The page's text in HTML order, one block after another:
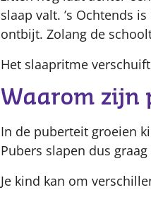
slaap valt. ’s Ochtends
ontbijt. Zolang de
Het slaapritme
Waarom zijn
In de puberteit groeien
Pubers slapen dus
Je kind kan om